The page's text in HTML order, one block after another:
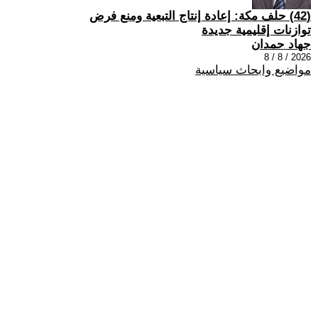
(42) حلف مكة: إعادة إنتاج التبعية ومنع فرض
توازنات إقليمية جديدة
جهاد حمدان
2026 / 8 / 8
مواضيع وابحاث سياسية